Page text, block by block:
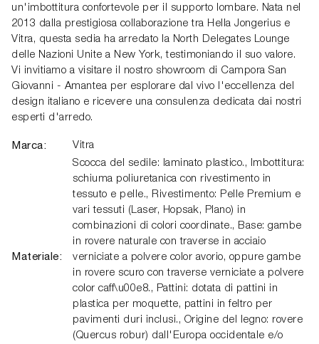
un'imbottitura confortevole per il supporto lombare. Nata nel
2013 dalla prestigiosa collaborazione tra Hella Jongerius e
Vitra, questa sedia ha arredato la North Delegates Lounge
delle Nazioni Unite a New York, testimoniando il suo valore.
Vi invitiamo a visitare il nostro showroom di Campora San
Giovanni - Amantea per esplorare dal vivo l'eccellenza del
design italiano e ricevere una consulenza dedicata dai nostri
esperti d'arredo.
Marca: Vitra
Materiale:
Scocca del sedile: laminato plastico., Imbottitura:
schiuma poliuretanica con rivestimento in
tessuto e pelle., Rivestimento: Pelle Premium e
vari tessuti (Laser, Hopsak, Plano) in
combinazioni di colori coordinate., Base: gambe
in rovere naturale con traverse in acciaio
verniciate a polvere color avorio, oppure gambe
in rovere scuro con traverse verniciate a polvere
color caff\u00e8., Pattini: dotata di pattini in
plastica per moquette, pattini in feltro per
pavimenti duri inclusi., Origine del legno: rovere
(Quercus robur) dall'Europa occidentale e/o